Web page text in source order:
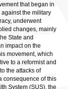
that began in
the military
underwent
changes, mainly
State and
impact on the
movement, which
to a reformist and
the attacks of
consequence of this
System (SUS), the